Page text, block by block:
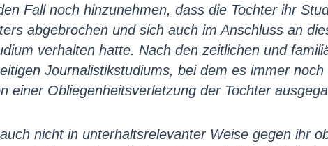
Fall noch hinzunehmen, dass die Tochter ihr
abgebrochen und sich auch im Anschluss an
verhalten hatte. Nach den zeitlichen und
Journalistikstudiums, bei dem es immer
einer Obliegenheitsverletzung der Tochter
nicht in unterhaltsrelevanter Weise gegen ihr